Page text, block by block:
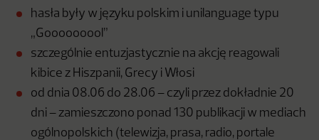
hasła były w języku polskim i unilanguage typu
„Gooooooool”
szczególnie entuzjastycznie na akcję reagowali
kibice z Hiszpanii, Grecy i Włosi
od dnia 08.06 do 28.06 – czyli przez dokładnie 20
dni – zamieszczono ponad 130 publikacji w mediach
ogólnopolskich (telewizja, prasa, radio, portale